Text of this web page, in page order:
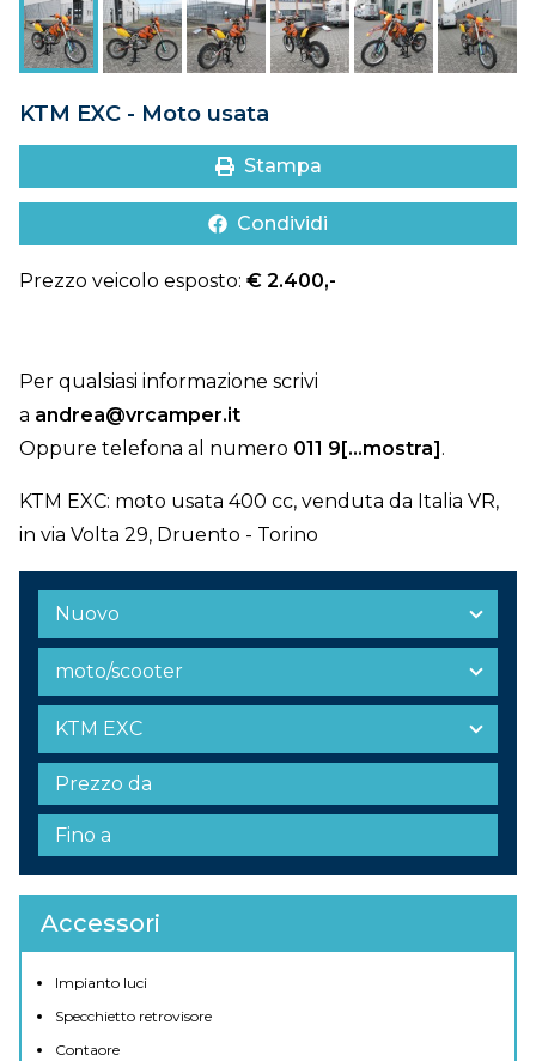
DOVE SIAMO
CONTATTI
KTM EXC - Moto usata
Stampa
Condividi
Prezzo veicolo esposto: € 2.400,-
Per qualsiasi informazione scrivi
a andrea@vrcamper.it
Oppure telefona al numero 011 9[...mostra].
KTM EXC: moto usata 400 cc, venduta da Italia VR,
in via Volta 29, Druento - Torino
Accessori
Impianto luci
Specchietto retrovisore
Contaore